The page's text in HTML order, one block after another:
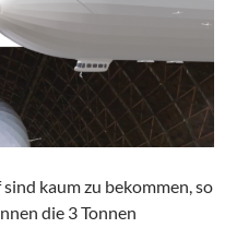
kaum zu bekommen, so
die 3 Tonnen